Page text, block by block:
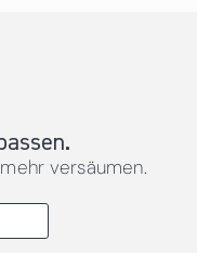
versäumen.